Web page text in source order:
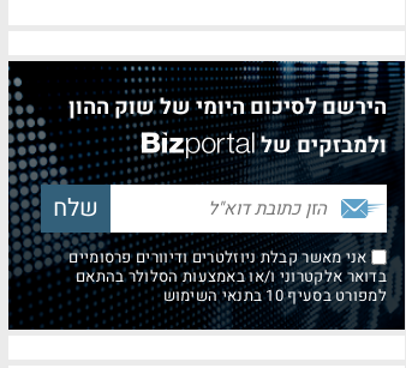
הירשם לסיכום היומי של שוק ההון
ולמבזקים של
אני מאשר קבלת ניוזלטרים ודיוורים פרסומיים
בדואר אלקטרוני ו/או באמצעות הסלולר בהתאם
למפורט בסעיף 10 בתנאי השימוש